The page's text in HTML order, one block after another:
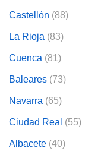
Castellón (88)
La Rioja (83)
Cuenca (81)
Baleares (73)
Navarra (65)
Ciudad Real (55)
Albacete (40)